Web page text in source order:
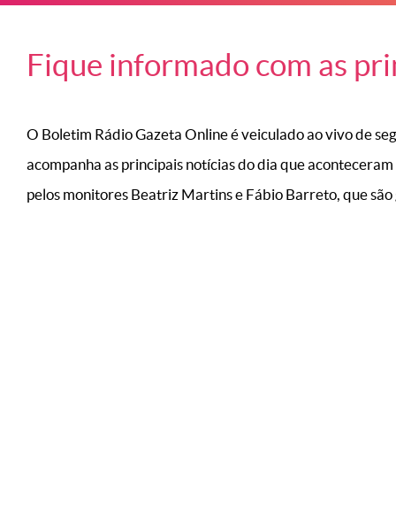
Fique informado com as
O Boletim Rádio Gazeta Online é veiculado ao vivo de
acompanha as principais notícias do dia que
pelos monitores Beatriz Martins e Fábio Barreto, que